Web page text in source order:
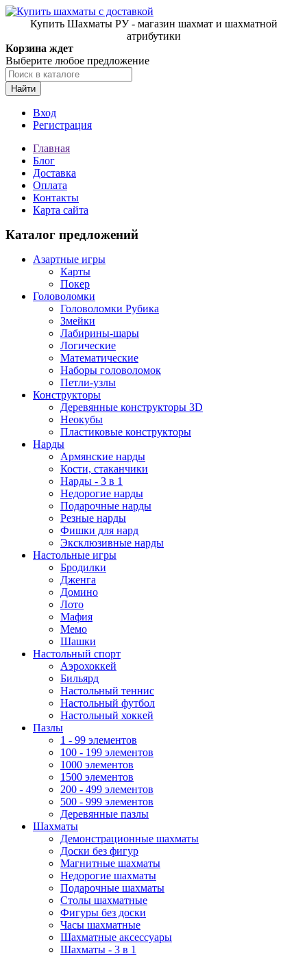
Купить Шахматы РУ - магазин шахмат и шахматной
атрибутики
Корзина ждет
Выберите любое предложение
Найти
Вход
Регистрация
Главная
Блог
Доставка
Оплата
Контакты
Карта сайта
Каталог предложений
Азартные игры
Карты
Покер
Головоломки
Головоломки Рубика
Змейки
Лабирины-шары
Логические
Математические
Наборы головоломок
Петли-узлы
Конструкторы
Деревянные конструкторы 3D
Неокубы
Пластиковые конструкторы
Нарды
Армянские нарды
Кости, стаканчики
Нарды - 3 в 1
Недорогие нарды
Подарочные нарды
Резные нарды
Фишки для нард
Эксклюзивные нарды
Настольные игры
Бродилки
Дженга
Домино
Лото
Мафия
Мемо
Шашки
Настольный спорт
Аэрохоккей
Бильярд
Настольный теннис
Настольный футбол
Настольный хоккей
Пазлы
1 - 99 элементов
100 - 199 элементов
1000 элементов
1500 элементов
200 - 499 элементов
500 - 999 элементов
Деревянные пазлы
Шахматы
Демонстрационные шахматы
Доски без фигур
Магнитные шахматы
Недорогие шахматы
Подарочные шахматы
Столы шахматные
Фигуры без доски
Часы шахматные
Шахматные аксессуары
Шахматы - 3 в 1